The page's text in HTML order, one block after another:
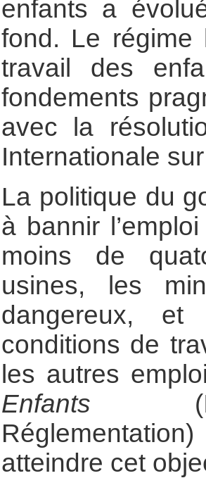
enfants a
fond. Le régime
travail des
fondements
avec la
Internationale
La politique du
à bannir
moins de
usines, les
dangereux,
conditions de
les autres
Enfants
atteindre cet